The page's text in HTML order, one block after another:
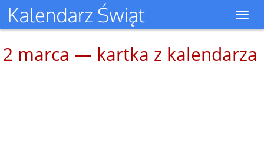
2 marca — kartka z kalendarza